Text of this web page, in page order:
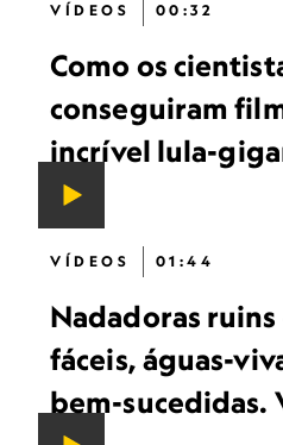
VÍDEOS 00:32
Como os
conseguiram
incrível lula-
VÍDEOS 01:44
Nadadoras ruins
fáceis, águas-
bem-sucedidas.